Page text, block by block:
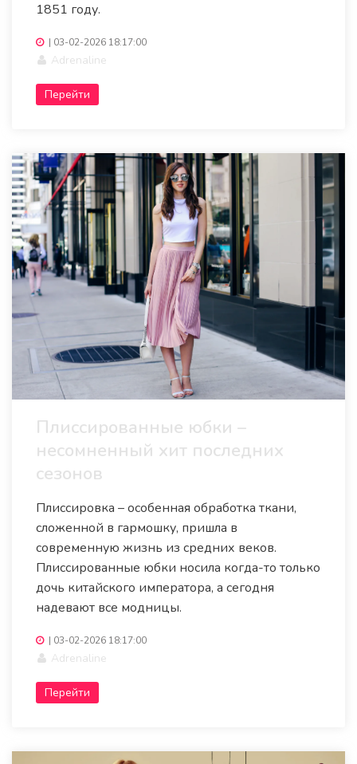
1851 году.
| 03-02-2026 18:17:00
Adrenaline
Перейти
Плиссированные юбки –
несомненный хит последних
сезонов
Плиссировка – особенная обработка ткани,
сложенной в гармошку, пришла в
современную жизнь из средних веков.
Плиссированные юбки носила когда-то только
дочь китайского императора, а сегодня
надевают все модницы.
| 03-02-2026 18:17:00
Adrenaline
Перейти